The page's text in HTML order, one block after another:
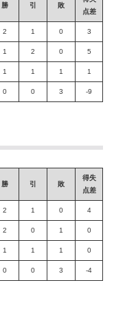
勝 引 敗
点差
2 1 0 3
1 2 0 5
1 1 1 1
0 0 3 -9
勝 引 敗
得失
点差
2 1 0 4
2 0 1 0
1 1 1 0
0 0 3 -4